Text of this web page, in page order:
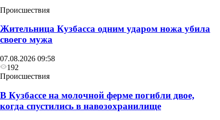
Происшествия
Жительница Кузбасса одним ударом ножа убила
своего мужа
07.08.2026 09:58
192
Происшествия
В Кузбассе на молочной ферме погибли двое,
когда спустились в навозохранилище